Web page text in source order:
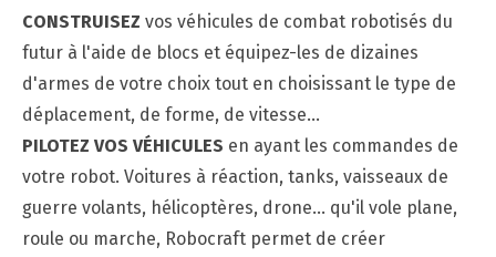
CONSTRUISEZ vos véhicules de combat robotisés du
futur à l'aide de blocs et équipez-les de dizaines
d'armes de votre choix tout en choisissant le type de
déplacement, de forme, de vitesse…
PILOTEZ VOS VÉHICULES en ayant les commandes de
votre robot. Voitures à réaction, tanks, vaisseaux de
guerre volants, hélicoptères, drone… qu'il vole plane,
roule ou marche, Robocraft permet de créer